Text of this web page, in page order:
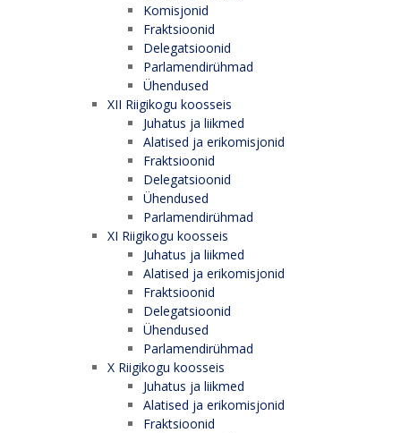
Komisjonid
Fraktsioonid
Delegatsioonid
Parlamendirühmad
Ühendused
XII Riigikogu koosseis
Juhatus ja liikmed
Alatised ja erikomisjonid
Fraktsioonid
Delegatsioonid
Ühendused
Parlamendirühmad
XI Riigikogu koosseis
Juhatus ja liikmed
Alatised ja erikomisjonid
Fraktsioonid
Delegatsioonid
Ühendused
Parlamendirühmad
X Riigikogu koosseis
Juhatus ja liikmed
Alatised ja erikomisjonid
Fraktsioonid